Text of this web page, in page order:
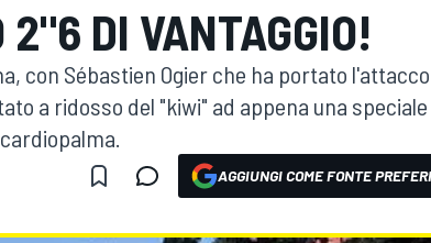
2"6 DI VANTAGGIO!
con Sébastien Ogier che ha portato
a ridosso del "kiwi" ad appena una
AGGIUNGI COME FONTE